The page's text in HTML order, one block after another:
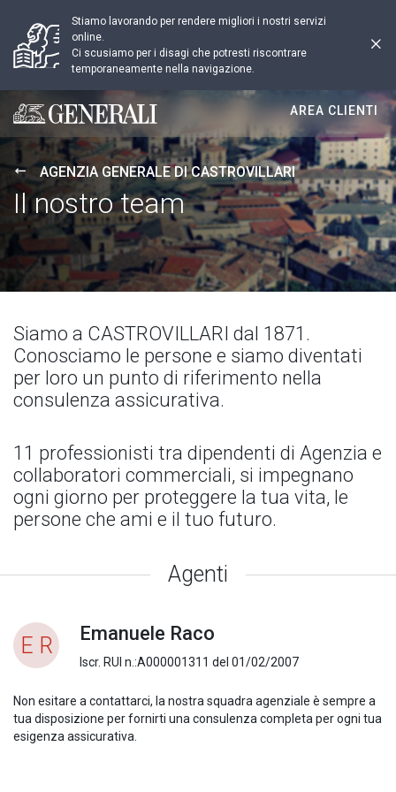
Stiamo lavorando per rendere migliori i nostri servizi
online.
Ci scusiamo per i disagi che potresti riscontrare
temporaneamente nella navigazione.
Generali logo
AREA CLIENTI
AGENZIA GENERALE DI CASTROVILLARI
Il nostro team
Siamo a CASTROVILLARI dal 1871.
Conosciamo le persone e siamo diventati
per loro un punto di riferimento nella
consulenza assicurativa.
11 professionisti tra dipendenti di Agenzia e
collaboratori commerciali, si impegnano
ogni giorno per proteggere la tua vita, le
persone che ami e il tuo futuro.
Agenti
E R Emanuele Raco
Iscr. RUI n.:A000001311 del 01/02/2007
Non esitare a contattarci, la nostra squadra agenziale è sempre a
tua disposizione per fornirti una consulenza completa per ogni tua
esigenza assicurativa.